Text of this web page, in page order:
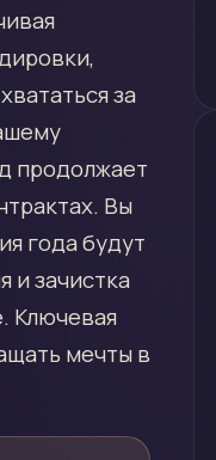
за
продолжает
Вы
года будут
и зачистка
Ключевая
мечты в